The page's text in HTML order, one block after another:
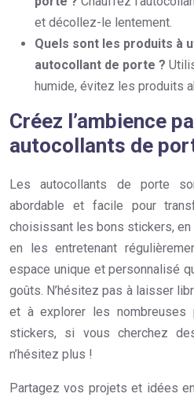
et décollez-le lentement.
Quels sont les produits à
autocollant de porte ?
humide, évitez les produits
Créez l’ambience
autocollants de
Les autocollants de porte
abordable et facile pour
choisissant les bons stickers,
en les entretenant
espace unique et personnalisé
goûts. N’hésitez pas à laisser
et à explorer les nombreuses
stickers, si vous cherchez
n’hésitez plus !
Partagez vos projets et idées